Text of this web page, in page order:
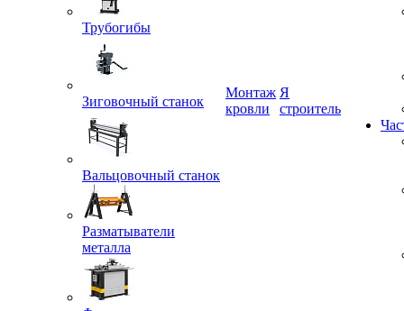
Трубогибы
Зиговочный станок
Вальцовочный станок
Разматыватели
металла
кровли
строитель